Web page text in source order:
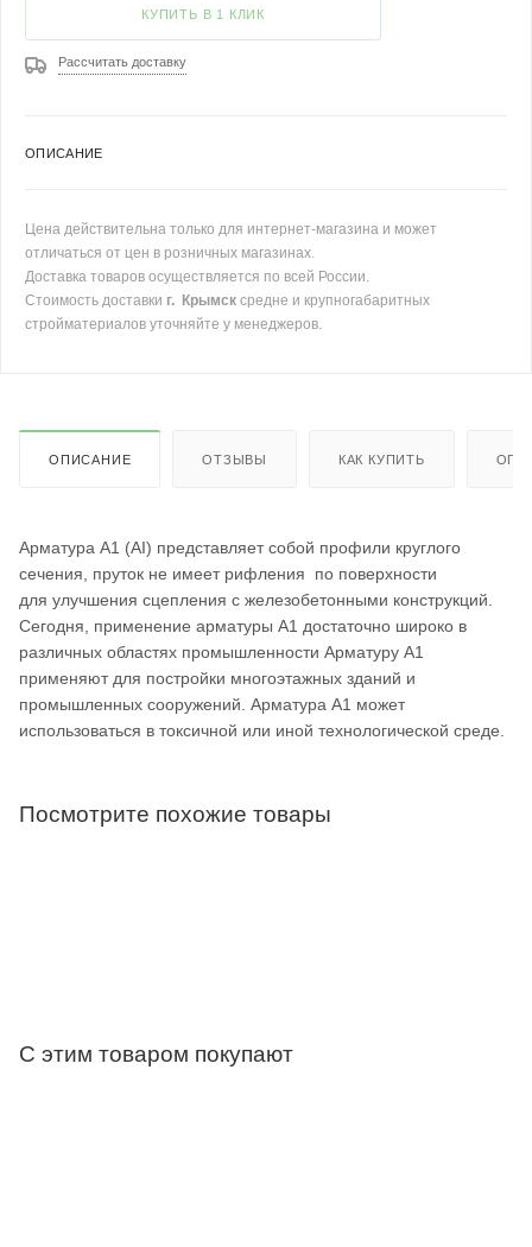
КУПИТЬ В 1 КЛИК
Рассчитать доставку
ОПИСАНИЕ
Цена действительна только для интернет-магазина и может
отличаться от цен в розничных магазинах.
Доставка товаров осуществляется по всей России.
Стоимость доставки г. Крымск средне и крупногабаритных
стройматериалов уточняйте у менеджеров.
ОПИСАНИЕ ОТЗЫВЫ КАК КУПИТЬ
Арматура А1 (АI) представляет собой профили круглого
сечения, пруток не имеет рифления по поверхности
для улучшения сцепления с железобетонными конструкций.
Сегодня, применение арматуры А1 достаточно широко в
различных областях промышленности Арматуру А1
применяют для постройки многоэтажных зданий и
промышленных сооружений. Арматура А1 может
использоваться в токсичной или иной технологической среде.
Посмотрите похожие товары
С этим товаром покупают